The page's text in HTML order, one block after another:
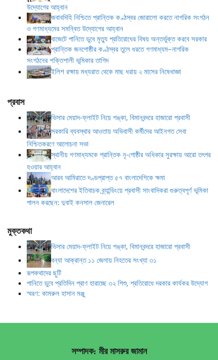
উদ্যোগের আহ্বান
জবাবদিহি নিশ্চিতে প্রান্তিক কণ্ঠস্বর জোরালো করতে নাগরিক সংগঠন
ও গণমাধ্যমের সমন্বিত উদ্যোগের আহ্বান
বাজেটে পানিতে ডুবে মৃত্যু প্রতিরোধের বিষয় অন্তর্ভুক্ত করবে সরকার
প্রান্তিক জনগোষ্ঠীর কণ্ঠস্বর তুলে ধরতে গণমাধ্যম–নাগরিক
সংগঠনের শক্তিশালী ভূমিকার তাগিদ
ইলিশ রক্ষায় মধ্যরাত থেকে মাছ ধরায় ২ মাসের নিষেধাজ্ঞা
প্রবাস
ভিসার মেয়াদ-ফ্লাইট নিয়ে শঙ্কা, বিমানবন্দরে হাজারো প্রবাসী
সরকারি ব্যবস্থার আওতায় অভিবাসী কর্মীদের আইনগত সেবা
নিশ্চিতকরণে আলোচনা সভা
স্থানীয় গণমাধ্যমকে প্রান্তিক নৃ-গোষ্ঠীর অধিকার সুরক্ষায় আরো তৎপর
হওয়ার আহ্বান
আরব আমিরাতে দণ্ডপ্রাপ্ত ৫৭ বাংলাদেশিকে ক্ষমা
বাংলাদেশের ইতিবাচক ব্র্যান্ডিংয়ে প্রবাসী সাংবাদিকরা গুরুত্বপূর্ণ ভূমিকা
পালন করছেন: দুবাই কনসাল জেনারেল
মুক্তকথা
ভিসার মেয়াদ-ফ্লাইট নিয়ে শঙ্কা, বিমানবন্দরে হাজারো প্রবাসী
বন্যা আক্রান্ত ১১ জেলায় নিহতের সংখ্যা ৩১
রূপকথাদের ছুটি
পানিতে ডুবে প্রতিদিন প্রাণ হারাচ্ছে ৩২ শিশু, প্রতিরোধে দরকার কার্যকর উদ্যোগ
স্মরণ: কামরুল হাসান মঞ্জু
সম্পাদক: মীর মাসরুর জামান